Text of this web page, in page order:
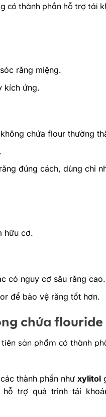
có thành phần hỗ trợ tái
răng miệng.
kích ứng.
chứa flour thường
đúng cách, dùng chỉ
hữu cơ.
có nguy cơ sâu răng cao.
để bảo vệ răng tốt hơn.
chứa flouride
sản phẩm có thành
thành phần như xylitol
hỗ trợ quá trình tái